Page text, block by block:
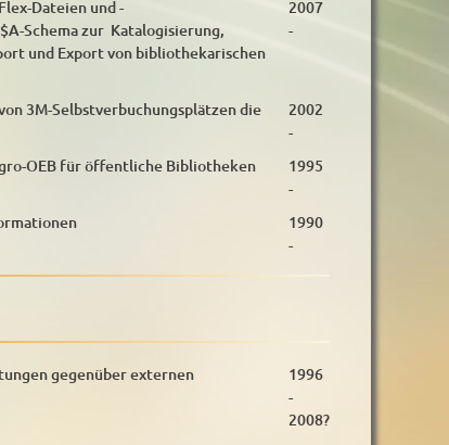
Dateien und -
Schema zur Katalogisierung,
und Export von bibliothekarischen
2007
-
3M-Selbstverbuchungsplätzen die
2002
-
OEB für öffentliche Bibliotheken
1995
-
1990
-
gegenüber externen
1996
-
2008?